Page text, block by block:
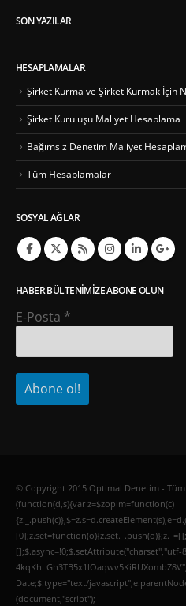
SON YAZILAR
HESAPLAMALAR
Şirket Kurma ve Şirket Kurmak İçin
Şirket Kuruluşu Maliyet Hesaplama
Bağımsız Denetim Maliyet
Tüm Hesaplamalar
SOSYAL AĞLAR
HABER BÜLTENIMIZE ABONE OLUN
E-Posta *
© Copyright 2015 Optimal Denetim -
(function(d,s){var z=$zopim=function(c)
Date;$.type="text/
(document,"script");